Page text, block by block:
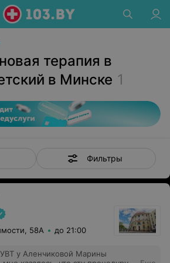
терапия в
в Минске 1
Фильтры
58А до 21:00
у Аленчиковой Марины